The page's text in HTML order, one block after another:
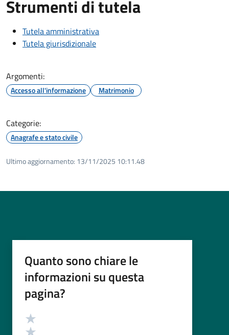
Strumenti di tutela
Tutela amministrativa
Tutela giurisdizionale
Argomenti:
Accesso all'informazione Matrimonio
Categorie:
Anagrafe e stato civile
Ultimo aggiornamento: 13/11/2025 10:11.48
Quanto sono chiare le
informazioni su questa
pagina?
Valutazione